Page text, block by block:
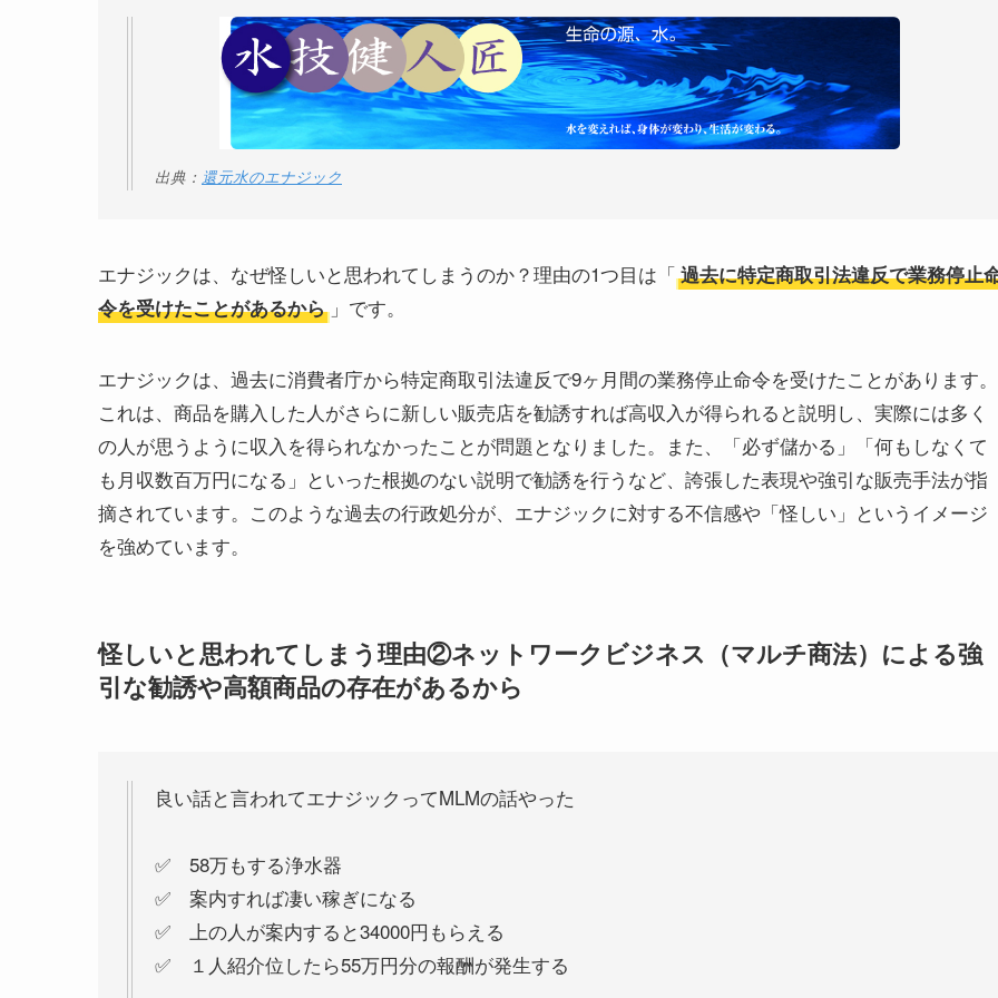
出典： 還元水のエナジック
エナジックは、なぜ怪しいと思われてしまうのか？理由の1つ目は「 過去に特定商取引法違反で業務停止
令を受けたことがあるから 」です。
エナジックは、過去に消費者庁から特定商取引法違反で9ヶ月間の業務停止命令を受けたことがあります。
これは、商品を購入した人がさらに新しい販売店を勧誘すれば高収入が得られると説明し、実際には多く
の人が思うように収入を得られなかったことが問題となりました。また、「必ず儲かる」「何もしなくて
も月収数百万円になる」といった根拠のない説明で勧誘を行うなど、誇張した表現や強引な販売手法が指
摘されています。このような過去の行政処分が、エナジックに対する不信感や「怪しい」というイメージ
を強めています。
怪しいと思われてしまう理由②ネットワークビジネス（マルチ商法）による強
引な勧誘や高額商品の存在があるから
良い話と言われてエナジックってMLMの話やった
✅ 58万もする浄水器
✅ 案内すれば凄い稼ぎになる
✅ 上の人が案内すると34000円もらえる
✅ １人紹介位したら55万円分の報酬が発生する